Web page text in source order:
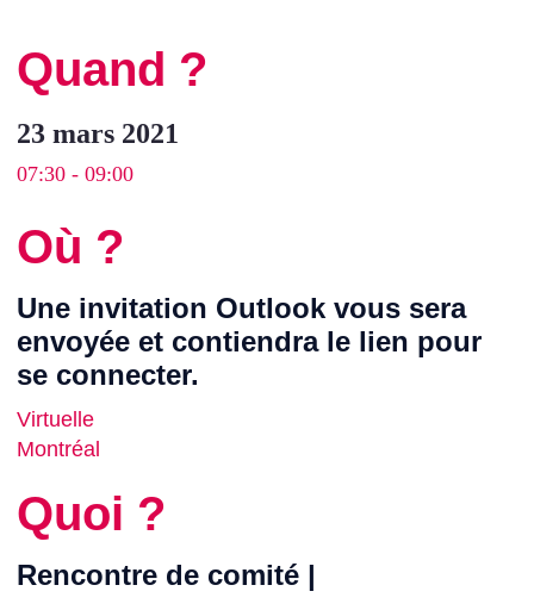
Quand ?
23 mars 2021
07:30 - 09:00
Où ?
Une invitation Outlook vous sera
envoyée et contiendra le lien pour
se connecter.
Virtuelle
Montréal
Quoi ?
Rencontre de comité |